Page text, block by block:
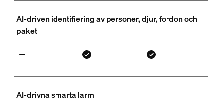
AI-driven identifiering av personer, djur, fordon och
paket
AI-drivna smarta larm